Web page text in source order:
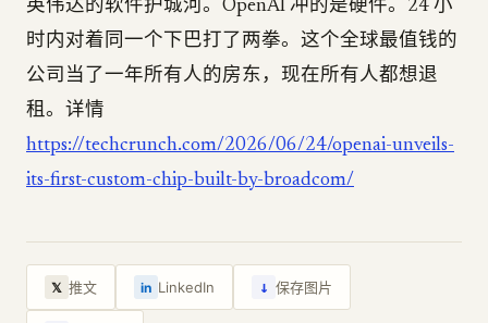
英伟达的软件护城河。OpenAI 冲的是硬件。24 小
时内对着同一个下巴打了两拳。这个全球最值钱的
公司当了一年所有人的房东，现在所有人都想退
租。详情
https://techcrunch.com/2026/06/24/openai-unveils-
its-first-custom-chip-built-by-broadcom/
𝕏 推文 in LinkedIn ↓ 保存图片